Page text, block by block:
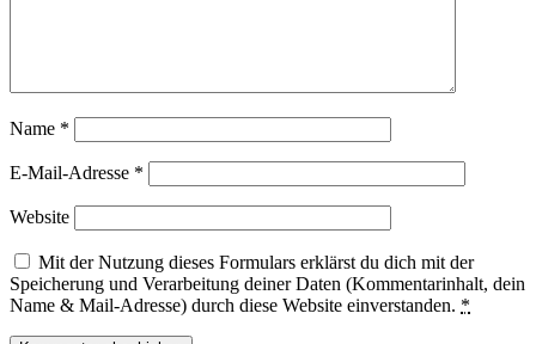
Name *
E-Mail-Adresse *
Website
Mit der Nutzung dieses Formulars erklärst du dich mit der
Speicherung und Verarbeitung deiner Daten (Kommentarinhalt, dein
Name & Mail-Adresse) durch diese Website einverstanden. *